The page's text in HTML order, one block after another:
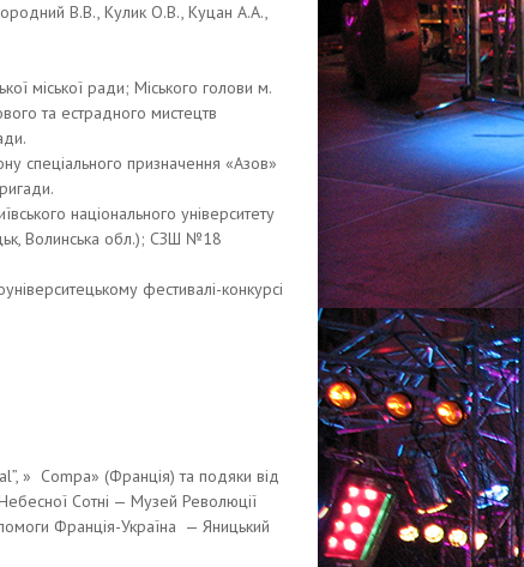
В.В., Кулик О.В., Куцан А.А.,
міської ради; Міського голови м.
та естрадного мистецтв
спеціального призначення «Азов»
національного університету
Волинська обл.); СЗШ №18
фестивалі-конкурсі
» Compa» (Франція) та подяки від
Небесної Сотні — Музей Революції
Франція-Україна — Яницький